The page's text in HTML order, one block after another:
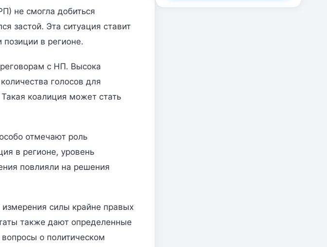
не смогла добиться
застой. Эта ситуация ставит
в регионе.
с НП. Высока
голосов для
коалиция может стать
отмечают роль
в регионе, уровень
повлияли на решения
силы крайне правых
также дают определенные
о политическом